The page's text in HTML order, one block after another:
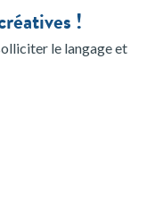
!
le langage et